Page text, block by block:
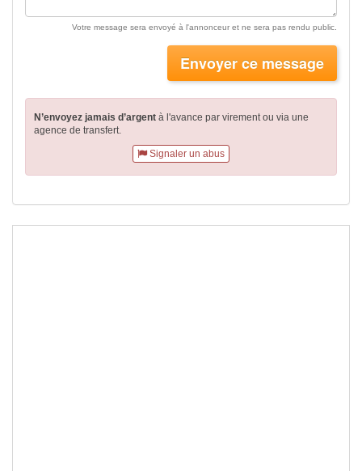
Votre message sera envoyé à l'annonceur et ne sera pas rendu public.
Envoyer ce message
N’envoyez jamais d’argent à l'avance par virementou via une
agence de transfert.
Signaler un abus